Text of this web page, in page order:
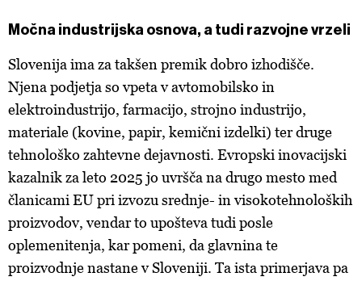
Močna industrijska osnova, a tudi razvojne vrzeli
Slovenija ima za takšen premik dobro izhodišče.
Njena podjetja so vpeta v avtomobilsko in
elektroindustrijo, farmacijo, strojno industrijo,
materiale (kovine, papir, kemični izdelki) ter druge
tehnološko zahtevne dejavnosti. Evropski inovacijski
kazalnik za leto 2025 jo uvršča na drugo mesto med
članicami EU pri izvozu srednje- in visokotehnoloških
proizvodov, vendar to upošteva tudi posle
oplemenitenja, kar pomeni, da glavnina te
proizvodnje nastane v Sloveniji. Ta ista primerjava pa